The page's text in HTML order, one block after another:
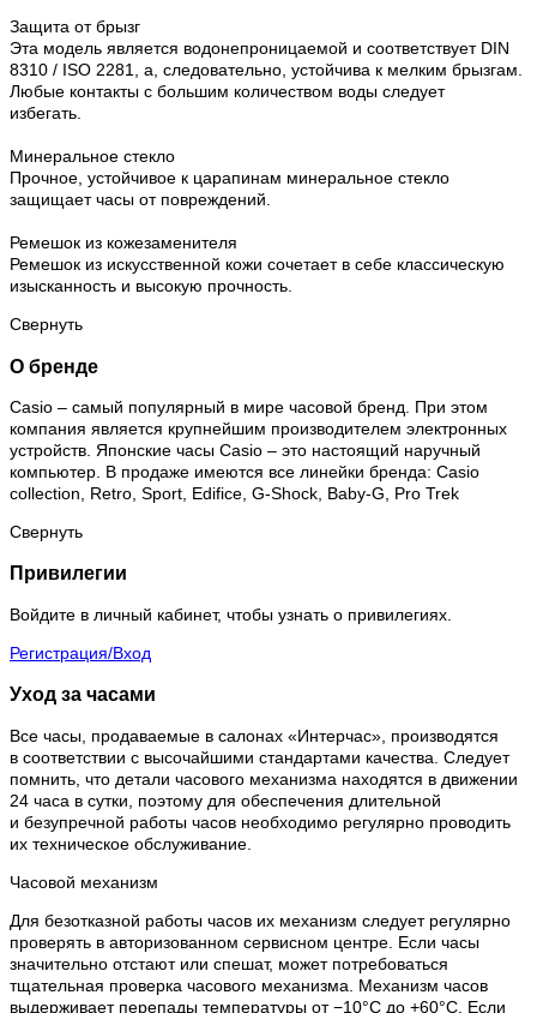
Защита от брызг
Эта модель является водонепроницаемой и соответствует DIN
8310 / ISO 2281, а, следовательно, устойчива к мелким брызгам.
Любые контакты с большим количеством воды следует
избегать.
Минеральное стекло
Прочное, устойчивое к царапинам минеральное стекло
защищает часы от повреждений.
Ремешок из кожезаменителя
Ремешок из искусственной кожи сочетает в себе классическую
изысканность и высокую прочность.
Свернуть
О бренде
Casio – самый популярный в мире часовой бренд. При этом
компания является крупнейшим производителем электронных
устройств. Японские часы Casio – это настоящий наручный
компьютер. В продаже имеются все линейки бренда: Casio
collection, Retro, Sport, Edifice, G-Shock, Baby-G, Pro Trek
Свернуть
Привилегии
Войдите в личный кабинет, чтобы узнать о привилегиях.
Регистрация/Вход
Уход за часами
Все часы, продаваемые в салонах «Интерчас», производятся
в соответствии с высочайшими стандартами качества. Следует
помнить, что детали часового механизма находятся в движении
24 часа в сутки, поэтому для обеспечения длительной
и безупречной работы часов необходимо регулярно проводить
их техническое обслуживание.
Часовой механизм
Для безотказной работы часов их механизм следует регулярно
проверять в авторизованном сервисном центре. Если часы
значительно отстают или спешат, может потребоваться
тщательная проверка часового механизма. Механизм часов
выдерживает перепады температуры от −10°C до +60°C. Если